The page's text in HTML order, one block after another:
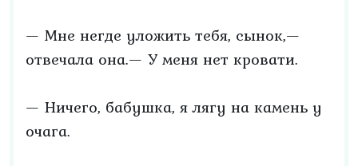
— Мне негде уложить тебя, сынок,—
отвечала она.— У меня нет кровати.
— Ничего, бабушка, я лягу на камень у
очага.